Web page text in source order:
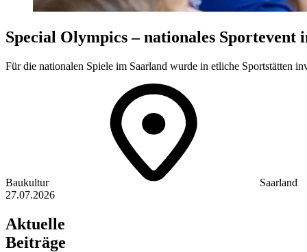
Special Olympics – nationales Sportevent
Für die nationalen Spiele im Saarland wurde in etliche Sportstätten
Baukultur
Saarland
27.07.2026
Aktuelle
Beiträge